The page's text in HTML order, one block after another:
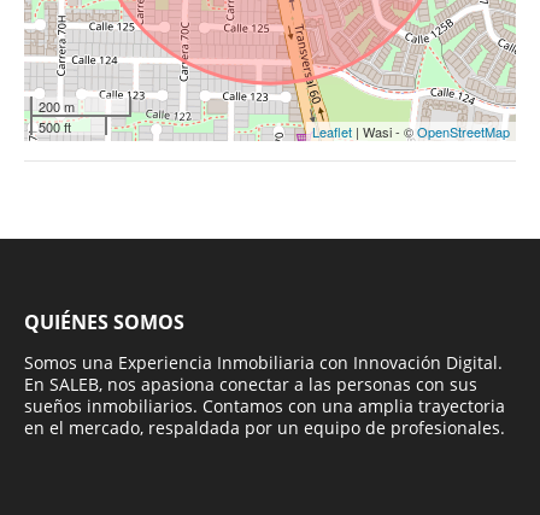
200 m
500 ft
Leaflet | Wasi - ©OpenStreetMap
QUIÉNES SOMOS
Somos una Experiencia Inmobiliaria con Innovación Digital.
En SALEB, nos apasiona conectar a las personas con sus
sueños inmobiliarios. Contamos con una amplia trayectoria
en el mercado, respaldada por un equipo de profesionales.